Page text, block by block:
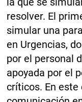
resolver. El
simular una
en Urgencias,
por el personal
apoyada por el
críticos. En